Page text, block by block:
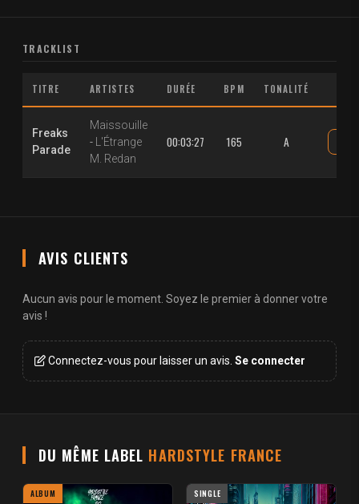
TRACKLIST
TITRE ARTISTES DURÉE BPM TONALITÉ
Freaks
Parade
Maissouille
- L'Étrange
M. Redan
00:03:27 165 A
AVIS CLIENTS
Aucun avis pour le moment. Soyez le premier à donner votre
avis !
Connectez-vous pour laisser un avis. Se connecter
DU MÊME LABEL HARDSTYLE FRANCE
ALBUM SINGLE